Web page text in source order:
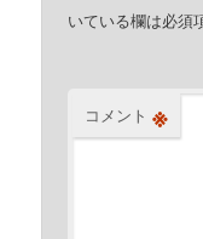
いている欄は必須
コメント ※